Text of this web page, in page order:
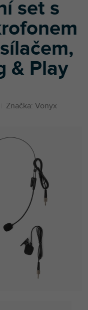
set s
& Play
Značka: Vonyx